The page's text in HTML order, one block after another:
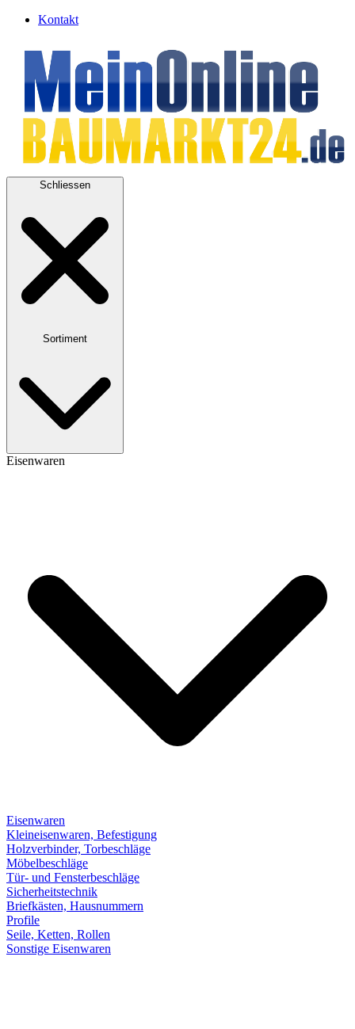
Kontakt
Schliessen
Sortiment
Eisenwaren
Eisenwaren
Kleineisenwaren, Befestigung
Holzverbinder, Torbeschläge
Möbelbeschläge
Tür- und Fensterbeschläge
Sicherheitstechnik
Briefkästen, Hausnummern
Profile
Seile, Ketten, Rollen
Sonstige Eisenwaren